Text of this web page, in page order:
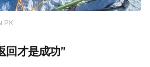
РК
回才是成功”